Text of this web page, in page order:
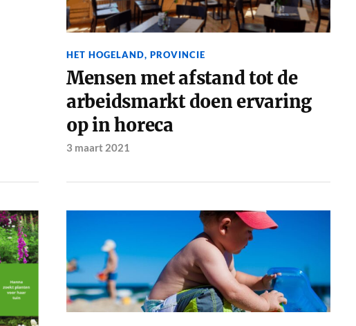
HET HOGELAND, PROVINCIE
Mensen met afstand tot de
arbeidsmarkt doen ervaring
op in horeca
3 maart 2021